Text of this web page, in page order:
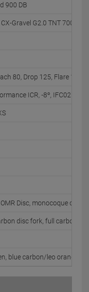
900 DB
Gravel G2.0 TNT 700x38c
80, Drop 125, Flare 12,
ICR, -8º, IFC02
Disc, monocoque
disc fork, full carbon
blue carbon/leo orange,